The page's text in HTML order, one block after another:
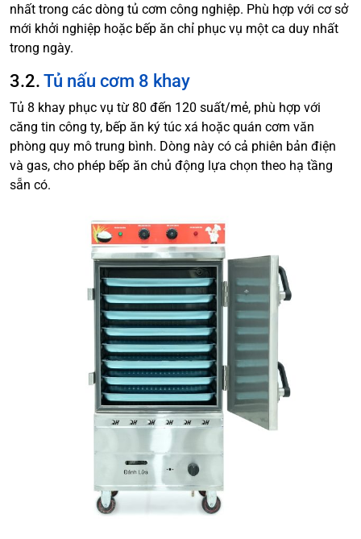
nhất trong các dòng tủ cơm công nghiệp. Phù hợp với cơ sở
mới khởi nghiệp hoặc bếp ăn chỉ phục vụ một ca duy nhất
trong ngày.
3.2. Tủ nấu cơm 8 khay
Tủ 8 khay phục vụ từ 80 đến 120 suất/mẻ, phù hợp với
căng tin công ty, bếp ăn ký túc xá hoặc quán cơm văn
phòng quy mô trung bình. Dòng này có cả phiên bản điện
và gas, cho phép bếp ăn chủ động lựa chọn theo hạ tầng
sẵn có.